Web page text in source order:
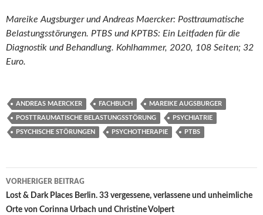
Mareike Augsburger und Andreas Maercker: Posttraumatische
Belastungsstörungen. PTBS und KPTBS: Ein Leitfaden für die
Diagnostik und Behandlung. Kohlhammer, 2020, 108 Seiten; 32
Euro.
ANDREAS MAERCKER FACHBUCH MAREIKE AUGSBURGER
POSTTRAUMATISCHE BELASTUNGSSTÖRUNG PSYCHIATRIE
PSYCHISCHE STÖRUNGEN PSYCHOTHERAPIE PTBS
Beitragsnavigation
VORHERIGER BEITRAG
Lost & Dark Places Berlin. 33 vergessene, verlassene und unheimliche
Orte von Corinna Urbach und Christine Volpert